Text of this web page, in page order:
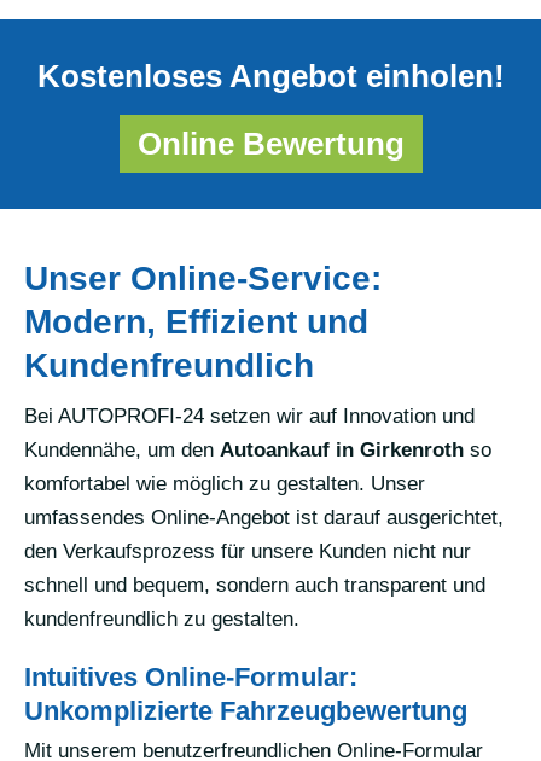
Kostenloses Angebot einholen!
Online Bewertung
Unser Online-Service:
Modern, Effizient und
Kundenfreundlich
Bei AUTOPROFI-24 setzen wir auf Innovation und
Kundennähe, um den Autoankauf in Girkenroth so
komfortabel wie möglich zu gestalten. Unser
umfassendes Online-Angebot ist darauf ausgerichtet,
den Verkaufsprozess für unsere Kunden nicht nur
schnell und bequem, sondern auch transparent und
kundenfreundlich zu gestalten.
Intuitives Online-Formular:
Unkomplizierte Fahrzeugbewertung
Mit unserem benutzerfreundlichen Online-Formular